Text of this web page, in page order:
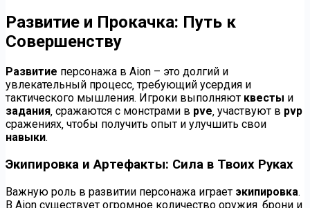
Развитие и Прокачка: Путь к
Совершенству
Развитие персонажа в Aion – это долгий и
увлекательный процесс‚ требующий усердия и
тактического мышления. Игроки выполняют квесты и
задания‚ сражаются с монстрами в pve‚ участвуют в pvp
сражениях‚ чтобы получить опыт и улучшить свои
навыки.
Экипировка и Артефакты: Сила в Твоих Руках
Важную роль в развитии персонажа играет экипировка.
В Aion существует огромное количество оружия‚ брони и